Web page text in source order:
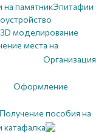
на памятникЭпитафии
3D моделирование
места на
Организация
Оформление
Получение пособия на
катафалка